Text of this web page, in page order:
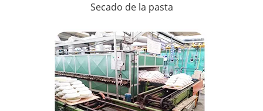
Secado de la pasta